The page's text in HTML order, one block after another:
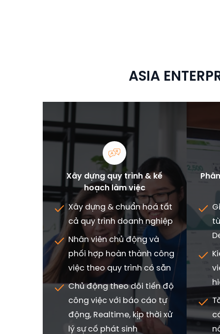
ASIA
Xây dựng quy trình & kế
hoạch làm việc
Xây dựng & chuẩn hoá tất
cả quy trình doanh nghiệp
Nhân viên chủ động và
phối hợp hoàn thành công
việc theo quy trình có sẵn
Chủ động theo dõi tiến độ
công việc với báo cáo tự
động, Realtime, kịp thời xử
lý sự cố phát sinh